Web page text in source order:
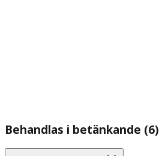
Behandlas i betänkande (6)